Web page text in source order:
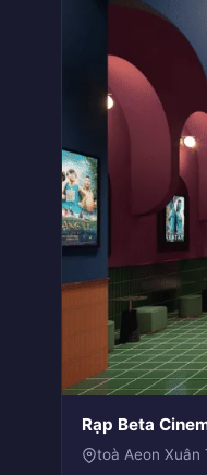
Rạp Beta
toà Aeon Xuân